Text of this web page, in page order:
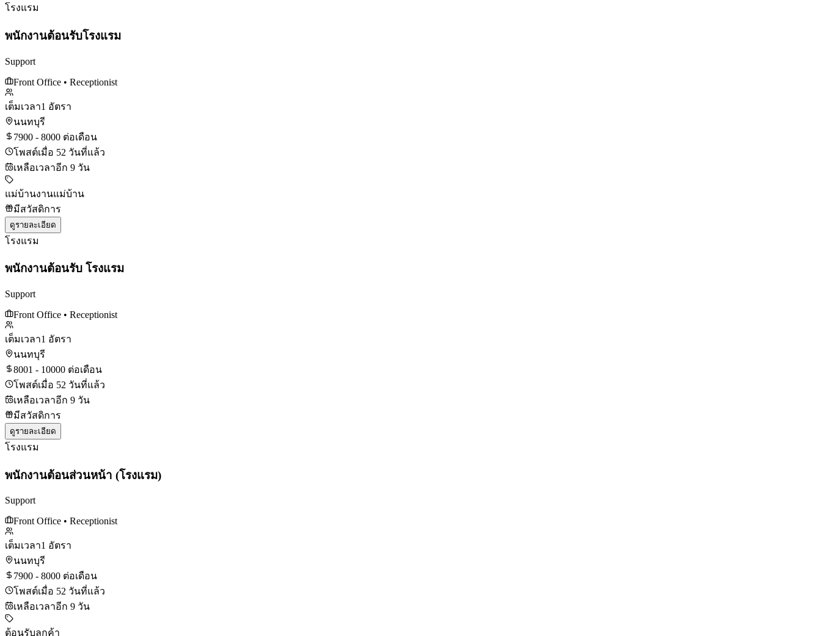
โรงแรม
พนักงานต้อนรับโรงแรม
Support
Front Office • Receptionist
เต็มเวลา1 อัตรา
นนทบุรี
7900 - 8000 ต่อเดือน
โพสต์เมื่อ 52 วันที่แล้ว
เหลือเวลาอีก 9 วัน
แม่บ้านงานแม่บ้าน
มีสวัสดิการ
ดูรายละเอียด
โรงแรม
พนักงานต้อนรับ โรงแรม
Support
Front Office • Receptionist
เต็มเวลา1 อัตรา
นนทบุรี
8001 - 10000 ต่อเดือน
โพสต์เมื่อ 52 วันที่แล้ว
เหลือเวลาอีก 9 วัน
มีสวัสดิการ
ดูรายละเอียด
โรงแรม
พนักงานต้อนส่วนหน้า (โรงแรม)
Support
Front Office • Receptionist
เต็มเวลา1 อัตรา
นนทบุรี
7900 - 8000 ต่อเดือน
โพสต์เมื่อ 52 วันที่แล้ว
เหลือเวลาอีก 9 วัน
ต้อนรับลูกค้า